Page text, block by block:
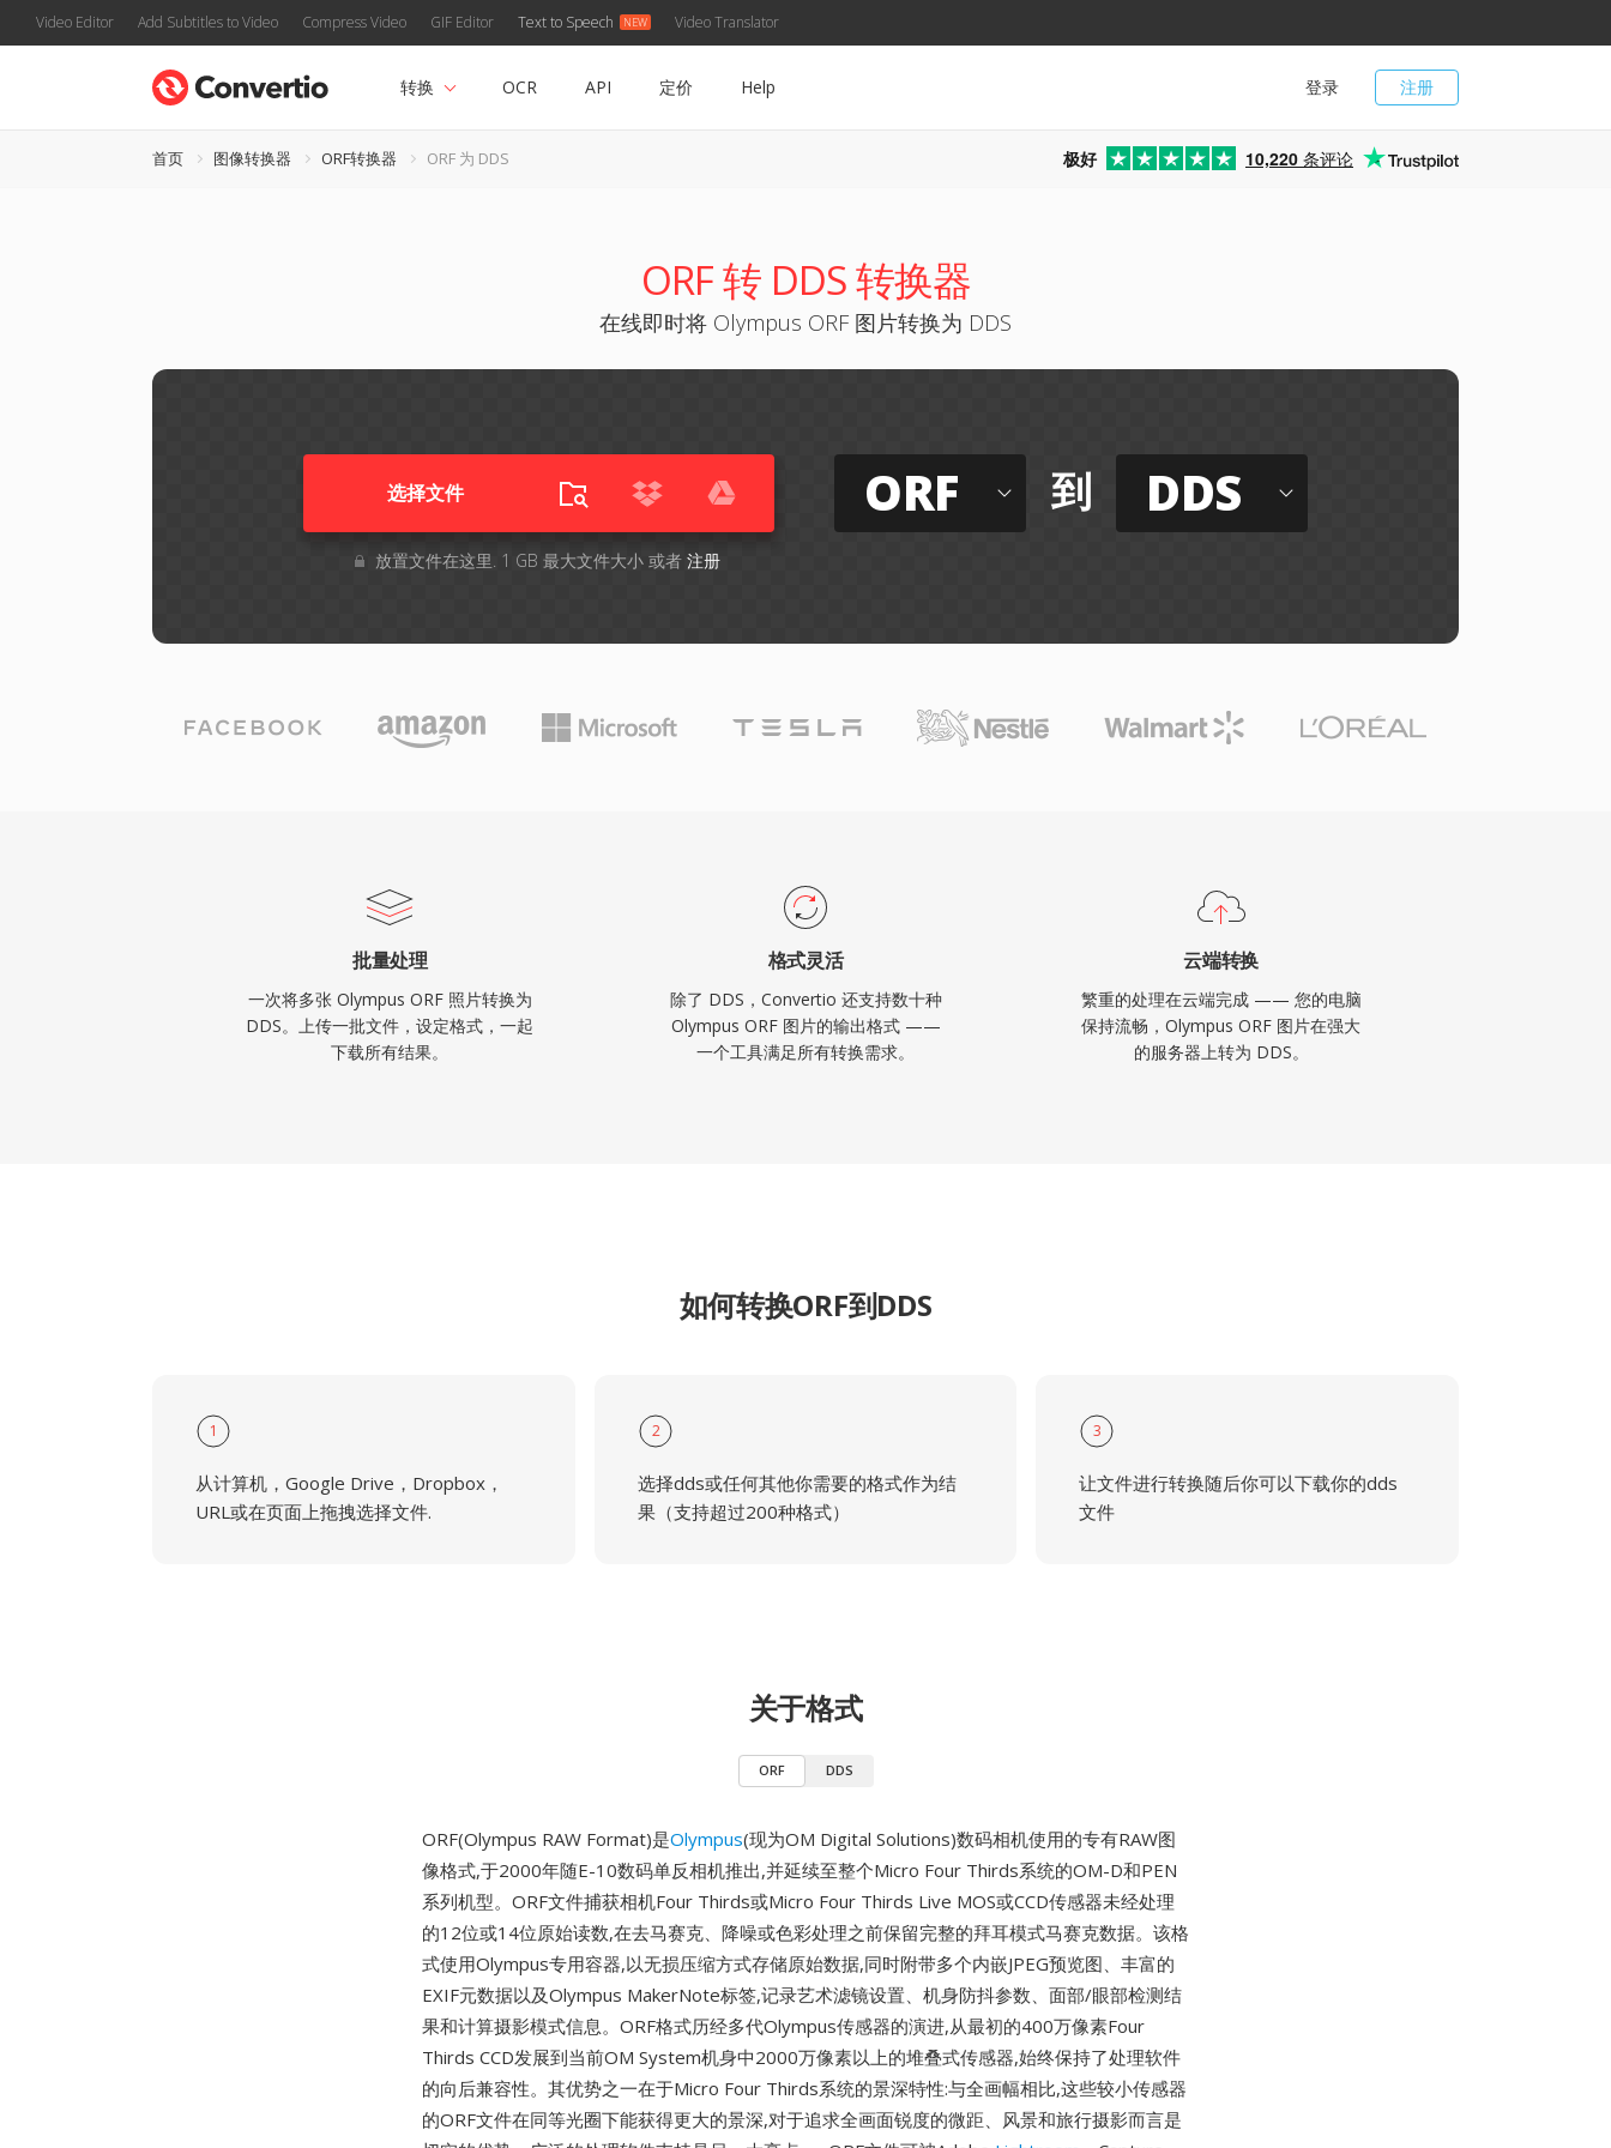
Video Editor Add Subtitles to Video Compress Video GIF Editor Text to Speech Video Translator
注册
登录
转换 OCR API 定价 Help
首页 图像转换器 ORF转换器 ORF 为 DDS 极好 10,220 条评论
ORF 转 DDS 转换器
在线即时将 Olympus ORF 图片转换为 DDS
选择文件
放置文件在这里. 1 GB 最大文件大小 或者 注册
ORF 到 DDS
批量处理
一次将多张 Olympus ORF 照片转换为
DDS。上传一批文件，设定格式，一起
下载所有结果。
格式灵活
除了 DDS，Convertio 还支持数十种
Olympus ORF 图片的输出格式 ——
一个工具满足所有转换需求。
云端转换
繁重的处理在云端完成 —— 您的电脑
保持流畅，Olympus ORF 图片在强大
的服务器上转为 DDS。
如何转换ORF到DDS
1
从计算机，Google Drive，Dropbox，
URL或在页面上拖拽选择文件.
2
选择dds或任何其他你需要的格式作为结
果（支持超过200种格式）
3
让文件进行转换随后你可以下载你的dds
文件
关于格式
ORF DDS
ORF(Olympus RAW Format)是Olympus(现为OM Digital Solutions)数码相机使用的专有RAW图
像格式,于2000年随E-10数码单反相机推出,并延续至整个Micro Four Thirds系统的OM-D和PEN
系列机型。ORF文件捕获相机Four Thirds或Micro Four Thirds Live MOS或CCD传感器未经处理
的12位或14位原始读数,在去马赛克、降噪或色彩处理之前保留完整的拜耳模式马赛克数据。该格
式使用Olympus专用容器,以无损压缩方式存储原始数据,同时附带多个内嵌JPEG预览图、丰富的
EXIF元数据以及Olympus MakerNote标签,记录艺术滤镜设置、机身防抖参数、面部/眼部检测结
果和计算摄影模式信息。ORF格式历经多代Olympus传感器的演进,从最初的400万像素Four
Thirds CCD发展到当前OM System机身中2000万像素以上的堆叠式传感器,始终保持了处理软件
的向后兼容性。其优势之一在于Micro Four Thirds系统的景深特性:与全画幅相比,这些较小传感器
的ORF文件在同等光圈下能获得更大的景深,对于追求全画面锐度的微距、风景和旅行摄影而言是